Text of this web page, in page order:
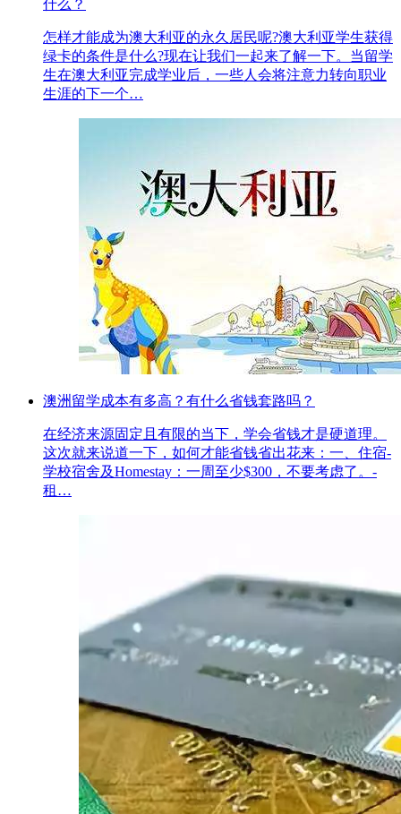
什么？
怎样才能成为澳大利亚的永久居民呢?澳大利亚学生获得
绿卡的条件是什么?现在让我们一起来了解一下。当留学
生在澳大利亚完成学业后，一些人会将注意力转向职业
生涯的下一个…
澳洲留学成本有多高？有什么省钱套路吗？
在经济来源固定且有限的当下，学会省钱才是硬道理。
这次就来说道一下，如何才能省钱省出花来：一、住宿-
学校宿舍及Homestay：一周至少$300，不要考虑了。-
租…